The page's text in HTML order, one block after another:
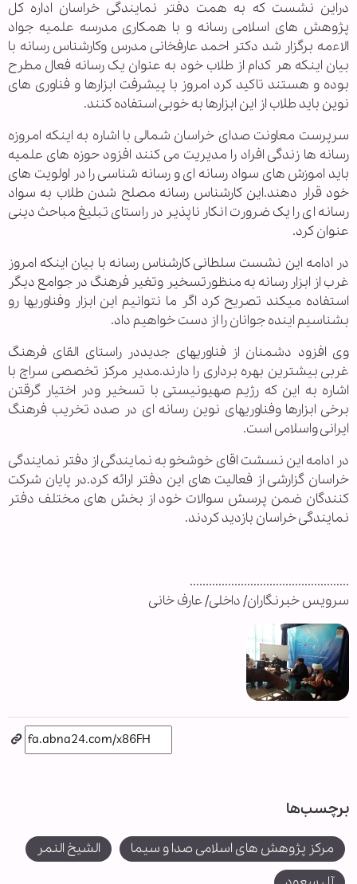
دراین نشست که به همت دفتر نمایندگی خراسان اداره کل
پژوهش های اسلامی رسانه و با همکاری مدرسه علمیه جواد
الاءمه برگزار شد دکتر احمد عارفخانی مدرس وکارشناس رسانه با
بیان اینکه هر کدام از طلاب خود به عنوان یک رسانه فعال مطرح
بوده و هستند تاکید کرد امروز با پیشرفت ابزارها و فناوری های
نوین باید طلاب از این ابزارها به خوبی استفاده کنند.
سرپرست معاونت صدای خراسان شمالی با اشاره به اینکه امروزه
رسانه ها زندگی افراد را مدیریت می کنند افزود حوزه های علمیه
باید اموزش های سواد رسانه ای و رسانه شناسی را در اولویت های
خود قرار دهند.این کارشناس رسانه مصلح شدن طلاب به سواد
رسانه ای را یک ضرورت انکار ناپذیر در راستای تبلیغ مباحث دینی
عنوان کرد.
در ادامه این نشست سلطانی کارشناس رسانه با بیان اینکه امروز
غرب از ابزار رسانه به منظورتسخیر وتغیر فرهنگ در جوامع دیگر
استفاده میکند تصریح کرد اگر ما نتوانیم این ابزار وفناوریها رو
بشناسیم اینده جوانان را از دست خواهیم داد.
وی افزود دشمنان از فناوریهای جدیددر راستای القای فرهنگ
غربی بیشترین بهره برداری را دارند.مدیر مرکز تخصصی سراچ با
اشاره به این که رژیم صهیونیستی با تسخیر ودر اختیار گرقتن
برخی ابزارها وفناوریهای نوین رسانه ای در صدد تخریب فرهنگ
ایرانی واسلامی است.
در ادامه این نسشت اقای خوشخو به نمایندگی از دفتر نمایندگی
خراسان گزارشی از فعالیت های این دفتر ارائه کرد.در پایان شرکت
کنندگان ضمن پرسش سوالات خود از بخش های مختلف دفتر
نمایندگی خراسان بازدید کردند.
..................................................
سرویس خبرنگاران/ داخلی/ عارف خانی
برچسب‌ها
مرکز پژوهش های اسلامی صدا و سیما
الشيخ النمر